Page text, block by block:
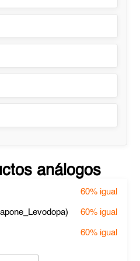
análogos
60% igual
60% igual
60% igual